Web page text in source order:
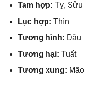
Tam hợp: Tỵ, Sửu
Lục hợp: Thìn
Tươnɡ hình: Dậu
Tươnɡ hại: Tuất
Tươnɡ xung: Mão